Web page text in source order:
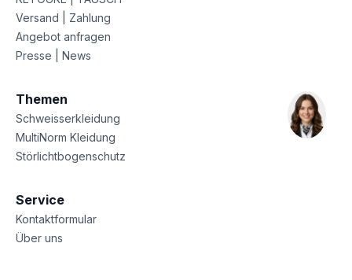
Versand | Zahlung
Angebot anfragen
Presse | News
Themen
Schweisserkleidung
MultiNorm Kleidung
Störlichtbogenschutz
Service
Kontaktformular
Über uns